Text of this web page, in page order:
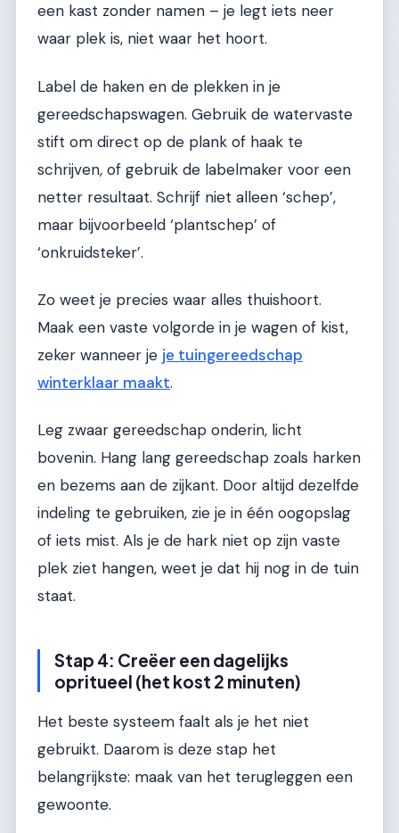
een kast zonder namen – je legt iets neer
waar plek is, niet waar het hoort.
Label de haken en de plekken in je
gereedschapswagen. Gebruik de watervaste
stift om direct op de plank of haak te
schrijven, of gebruik de labelmaker voor een
netter resultaat. Schrijf niet alleen ‘schep’,
maar bijvoorbeeld ‘plantschep’ of
‘onkruidsteker’.
Zo weet je precies waar alles thuishoort.
Maak een vaste volgorde in je wagen of kist,
zeker wanneer je je tuingereedschap
winterklaar maakt.
Leg zwaar gereedschap onderin, licht
bovenin. Hang lang gereedschap zoals harken
en bezems aan de zijkant. Door altijd dezelfde
indeling te gebruiken, zie je in één oogopslag
of iets mist. Als je de hark niet op zijn vaste
plek ziet hangen, weet je dat hij nog in de tuin
staat.
Stap 4: Creëer een dagelijks
opritueel (het kost 2 minuten)
Het beste systeem faalt als je het niet
gebruikt. Daarom is deze stap het
belangrijkste: maak van het terugleggen een
gewoonte.